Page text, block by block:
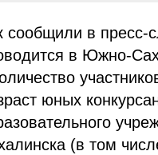
сообщили в пресс-
в Южно-
юных
(в том